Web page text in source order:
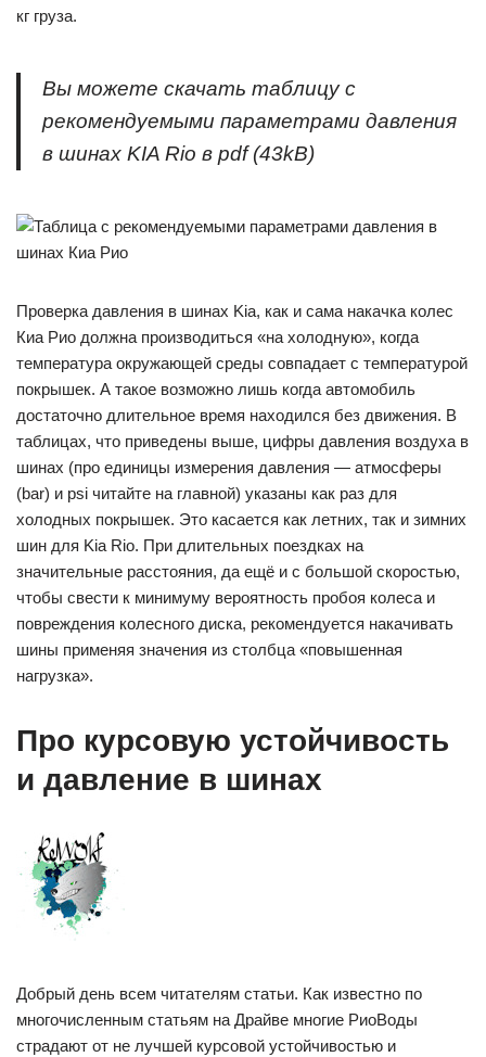
кг груза.
Вы можете скачать таблицу с
рекомендуемыми параметрами давления
в шинах KIA Rio в pdf (43kB)
Проверка давления в шинах Kia, как и сама накачка колес
Киа Рио должна производиться «на холодную», когда
температура окружающей среды совпадает с температурой
покрышек. А такое возможно лишь когда автомобиль
достаточно длительное время находился без движения. В
таблицах, что приведены выше, цифры давления воздуха в
шинах (про единицы измерения давления — атмосферы
(bar) и psi читайте на главной) указаны как раз для
холодных покрышек. Это касается как летних, так и зимних
шин для Kia Rio. При длительных поездках на
значительные расстояния, да ещё и с большой скоростью,
чтобы свести к минимуму вероятность пробоя колеса и
повреждения колесного диска, рекомендуется накачивать
шины применяя значения из столбца «повышенная
нагрузка».
Про курсовую устойчивость
и давление в шинах
Добрый день всем читателям статьи. Как известно по
многочисленным статьям на Драйве многие РиоВоды
страдают от не лучшей курсовой устойчивостью и